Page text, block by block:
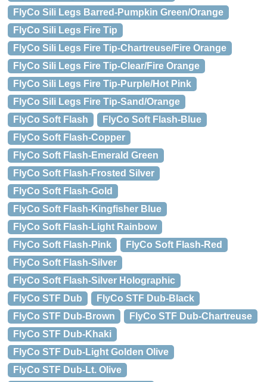
FlyCo Sili Legs Barred-Pumpkin Green/Orange
FlyCo Sili Legs Fire Tip
FlyCo Sili Legs Fire Tip-Chartreuse/Fire Orange
FlyCo Sili Legs Fire Tip-Clear/Fire Orange
FlyCo Sili Legs Fire Tip-Purple/Hot Pink
FlyCo Sili Legs Fire Tip-Sand/Orange
FlyCo Soft Flash
FlyCo Soft Flash-Blue
FlyCo Soft Flash-Copper
FlyCo Soft Flash-Emerald Green
FlyCo Soft Flash-Frosted Silver
FlyCo Soft Flash-Gold
FlyCo Soft Flash-Kingfisher Blue
FlyCo Soft Flash-Light Rainbow
FlyCo Soft Flash-Pink
FlyCo Soft Flash-Red
FlyCo Soft Flash-Silver
FlyCo Soft Flash-Silver Holographic
FlyCo STF Dub
FlyCo STF Dub-Black
FlyCo STF Dub-Brown
FlyCo STF Dub-Chartreuse
FlyCo STF Dub-Khaki
FlyCo STF Dub-Light Golden Olive
FlyCo STF Dub-Lt. Olive